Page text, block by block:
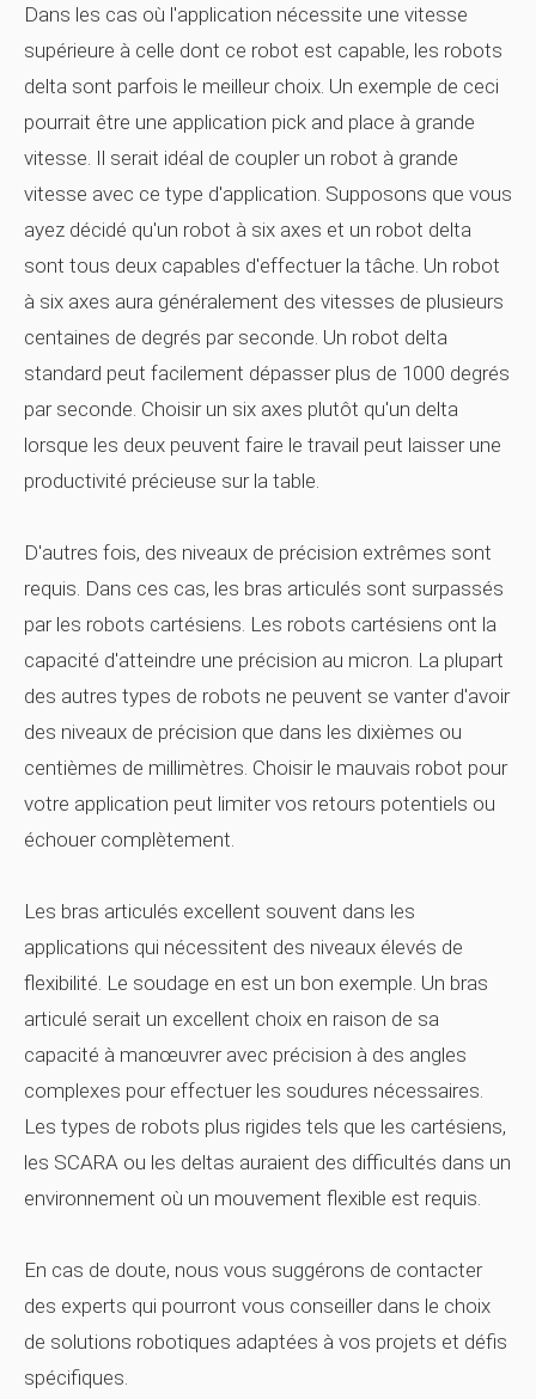
Dans les cas où l'application nécessite une vitesse
supérieure à celle dont ce robot est capable, les robots
delta sont parfois le meilleur choix. Un exemple de ceci
pourrait être une application pick and place à grande
vitesse. Il serait idéal de coupler un robot à grande
vitesse avec ce type d'application. Supposons que vous
ayez décidé qu'un robot à six axes et un robot delta
sont tous deux capables d'effectuer la tâche. Un robot
à six axes aura généralement des vitesses de plusieurs
centaines de degrés par seconde. Un robot delta
standard peut facilement dépasser plus de 1000 degrés
par seconde. Choisir un six axes plutôt qu'un delta
lorsque les deux peuvent faire le travail peut laisser une
productivité précieuse sur la table.
D'autres fois, des niveaux de précision extrêmes sont
requis. Dans ces cas, les bras articulés sont surpassés
par les robots cartésiens. Les robots cartésiens ont la
capacité d'atteindre une précision au micron. La plupart
des autres types de robots ne peuvent se vanter d'avoir
des niveaux de précision que dans les dixièmes ou
centièmes de millimètres. Choisir le mauvais robot pour
votre application peut limiter vos retours potentiels ou
échouer complètement.
Les bras articulés excellent souvent dans les
applications qui nécessitent des niveaux élevés de
flexibilité. Le soudage en est un bon exemple. Un bras
articulé serait un excellent choix en raison de sa
capacité à manœuvrer avec précision à des angles
complexes pour effectuer les soudures nécessaires.
Les types de robots plus rigides tels que les cartésiens,
les SCARA ou les deltas auraient des difficultés dans un
environnement où un mouvement flexible est requis.
En cas de doute, nous vous suggérons de contacter
des experts qui pourront vous conseiller dans le choix
de solutions robotiques adaptées à vos projets et défis
spécifiques.